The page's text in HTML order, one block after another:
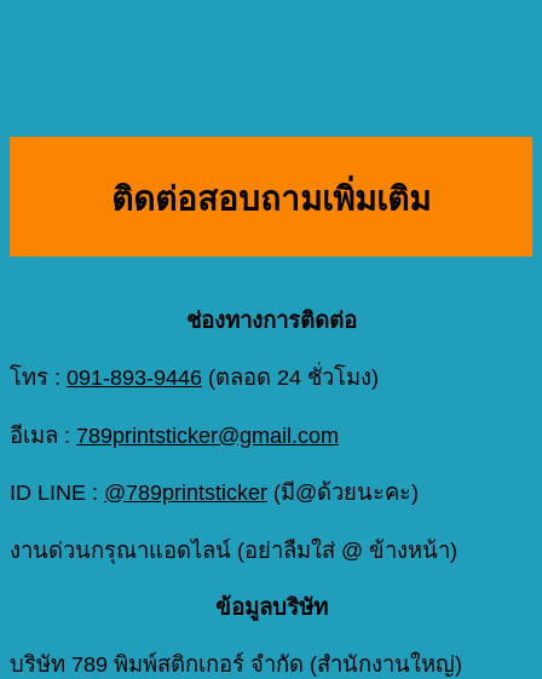
ติดต่อสอบถามเพิ่มเติม
ช่องทางการติดต่อ
โทร : 091-893-9446 (ตลอด 24 ชั่วโมง)
อีเมล : 789printsticker@gmail.com
ID LINE : @789printsticker (มี@ด้วยนะคะ)
งานด่วนกรุณาแอดไลน์ (อย่าลืมใส่ @ ข้างหน้า)
ข้อมูลบริษัท
บริษัท 789 พิมพ์สติกเกอร์ จำกัด (สำนักงานใหญ่)